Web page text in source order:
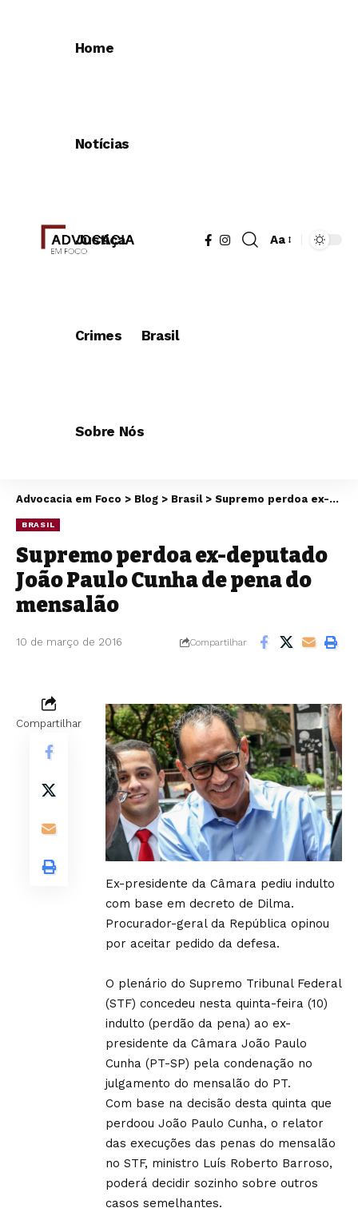
Home
Notícias
Justiça
Crimes Brasil
Sobre Nós
Aa
Advocacia em Foco > Blog > Brasil> Supremo perdoa ex-deputado João Paulo Cunha de pena do mensalão
BRASIL
Supremo perdoa ex-deputado
João Paulo Cunha de pena do
mensalão
10 de março de 2016 Compartilhar
Compartilhar
Ex-presidente da Câmara pediu indulto
com base em decreto de Dilma.
Procurador-geral da República opinou
por aceitar pedido da defesa.
O plenário do Supremo Tribunal Federal
(STF) concedeu nesta quinta-feira (10)
indulto (perdão da pena) ao ex-
presidente da Câmara João Paulo
Cunha (PT-SP) pela condenação no
julgamento do mensalão do PT.
Com base na decisão desta quinta que
perdoou João Paulo Cunha, o relator
das execuções das penas do mensalão
no STF, ministro Luís Roberto Barroso,
poderá decidir sozinho sobre outros
casos semelhantes.